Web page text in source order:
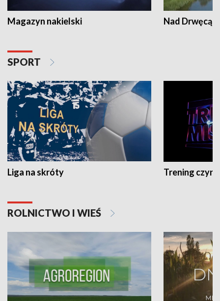
Magazyn nakielski Nad Drwęcą
SPORT
Liga na skróty Trening czyni
ROLNICTWO I WIEŚ